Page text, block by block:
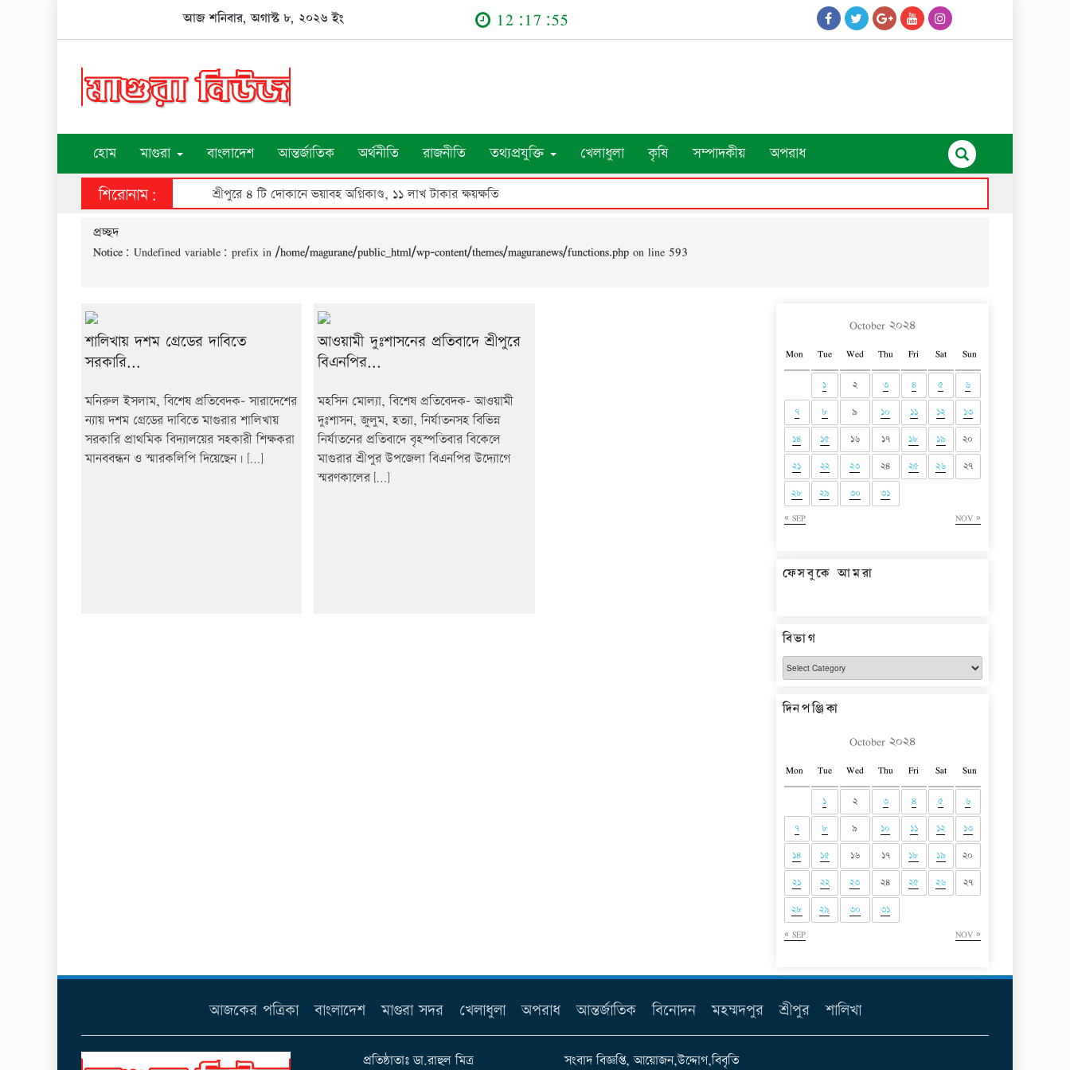
আজ শনিবার, অগাস্ট ৮, ২০২৬ ইং 12:17:55
হোম মাগুরা বাংলাদেশ আন্তর্জাতিক অর্থনীতি রাজনীতি তথ্যপ্রযুক্তি খেলাধুলা কৃষি সম্পাদকীয় অপরাধ
শিরোনাম: শ্রীপুরে ৪ টি দোকানে ভয়াবহ অগ্নিকাণ্ড, ১১ লাখ টাকার ক্ষয়ক্ষতি
প্রচ্ছদ
Notice : Undefined variable: prefix in /home/magurane/public_html/wp-content/themes/maguranews/functions.php on line 593
শালিখায় দশম গ্রেডের দাবিতে
সরকারি...
মনিরুল ইসলাম, বিশেষ প্রতিবেদক- সারাদেশের
ন্যায় দশম গ্রেডের দাবিতে মাগুরার শালিখায়
সরকারি প্রাথমিক বিদ্যালয়ের সহকারী শিক্ষকরা
মানববন্ধন ও স্মারকলিপি দিয়েছেন। […]
আওয়ামী দুঃশাসনের প্রতিবাদে শ্রীপুরে
বিএনপির...
মহসিন মোল্যা, বিশেষ প্রতিবেদক- আওয়ামী
দুঃশাসন, জুলুম, হত্যা, নির্যাতনসহ বিভিন্ন
নির্যাতনের প্রতিবাদে বৃহস্পতিবার বিকেলে
মাগুরার শ্রীপুর উপজেলা বিএনপির উদ্যোগে
স্মরণকালের […]
October ২০২৪
Mon Tue Wed Thu Fri Sat Sun
« SEP NOV »
১ ২ ৩ ৪ ৫
৬
৭
৮ ৯ ১০ ১১ ১২
১৩
১৪
১৫ ১৬ ১৭ ১৮ ১৯
২০
২১
২২ ২৩ ২৪ ২৫ ২৬
২৭
২৮
২৯ ৩০ ৩১
ফেসবুকে আমরা
বিভাগ
বিভাগ
দিনপঞ্জিকা
October ২০২৪
Mon Tue Wed Thu Fri Sat Sun
« SEP NOV »
১ ২ ৩ ৪ ৫
৬
৭
৮ ৯ ১০ ১১ ১২
১৩
১৪
১৫ ১৬ ১৭ ১৮ ১৯
২০
২১
২২ ২৩ ২৪ ২৫ ২৬
২৭
২৮
২৯ ৩০ ৩১
আজকের পত্রিকা বাংলাদেশ মাগুরা সদর খেলাধুলা অপরাধ আন্তর্জাতিক বিনোদন মহম্মদপুর শ্রীপুর শালিখা
প্রতিষ্ঠাতাঃ ডা.রাহুল মিত্র সংবাদ বিজ্ঞপ্তি, আয়োজন,উদ্দোগ,বিবৃতি